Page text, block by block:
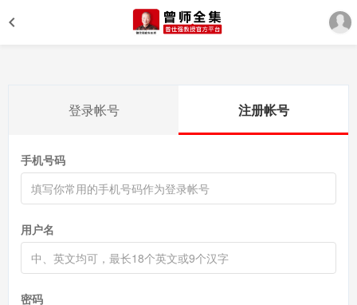
登录帐号 注册帐号
手机号码
用户名
密码